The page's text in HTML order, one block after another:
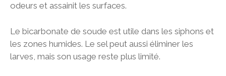
odeurs et assainit les surfaces.
Le bicarbonate de soude est utile dans les siphons et
les zones humides. Le sel peut aussi éliminer les
larves, mais son usage reste plus limité.